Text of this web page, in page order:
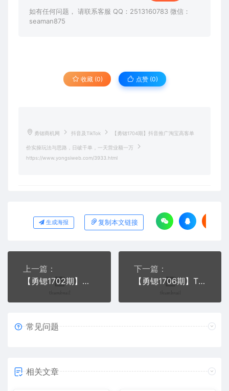
如有任何问题， 请联系客服 QQ：2513160783 微信：
seaman875
收藏 (0) 点赞 (0)
勇锶商机网 抖音及TikTok 【勇锶1704期】抖音推广淘宝高客单
价实操玩法与思路，日破千单，一天营业额一万
https://www.yongsiweb.com/3933.html
生成海报 复制本文链接
上一篇：
【勇锶1702期】某团队内部项目，月入30W+的抖音音乐号多方面实战操作，一天收益10160元
下一篇：
【勇锶1706期】TIKTOK变现玩法，不自己拍摄视频，不露脸，单个视频收入6.4W美金（视频+文档）
常见问题
相关文章